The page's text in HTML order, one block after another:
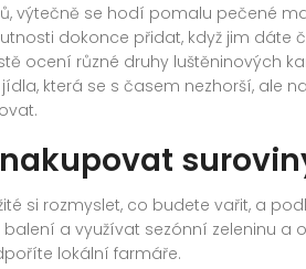
výtečně se hodí pomalu pečené
dokonce přidat, když jim dáte
ocení různé druhy luštěninových
která se s časem nezhorší, ale
si rozmyslet, co budete vařit, a
a využívat sezónní zeleninu a
lokální farmáře.